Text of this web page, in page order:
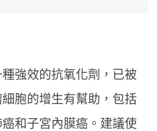
強效的抗氧化劑，已被
胞的增生有幫助，包括
和子宮內膜癌。建議使